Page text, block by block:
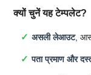
क्यों चुनें यह टेम्पलेट?
असली लेआउट,
पता प्रमाण और